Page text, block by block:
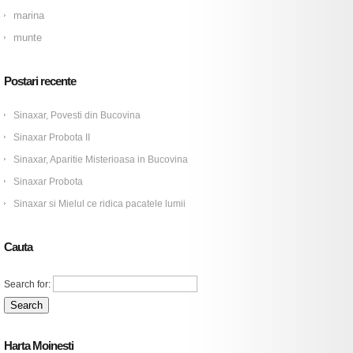
marina
munte
Postari recente
Sinaxar, Povesti din Bucovina
Sinaxar Probota II
Sinaxar, Aparitie Misterioasa in Bucovina
Sinaxar Probota
Sinaxar si Mielul ce ridica pacatele lumii
Cauta
Search for:
Harta Moinesti